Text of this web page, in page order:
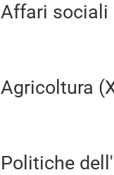
Affari sociali
Agricoltura
Politiche